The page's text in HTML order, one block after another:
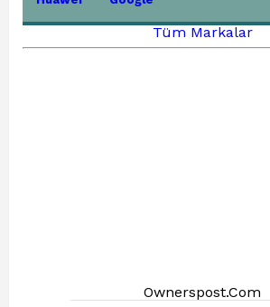
Tüm Markalar
Ownerspost.Com